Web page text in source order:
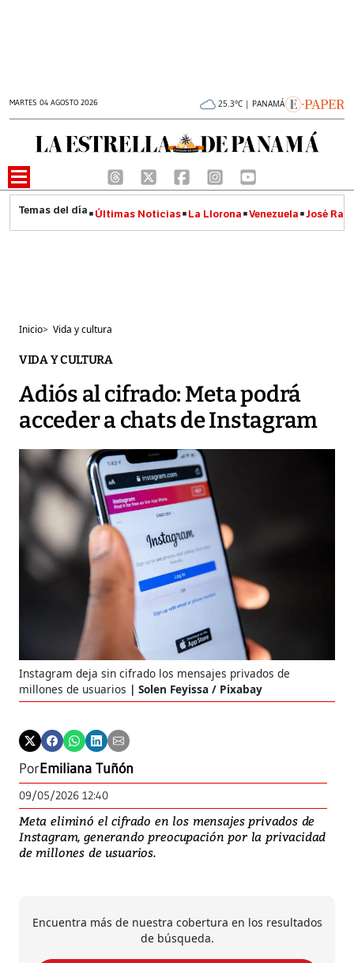
MARTES 04 AGOSTO 2026 25.3°C | PANAMÁ
Últimas Noticias La Llorona Venezuela José
Inicio> Vida y cultura
VIDA Y CULTURA
Adiós al cifrado: Meta podrá
acceder a chats de Instagram
Instagram deja sin cifrado los mensajes privados de
millones de usuarios
Solen Feyissa / Pixabay
PorEmiliana Tuñón
09/05/2026 12:40
Meta eliminó el cifrado en los mensajes privados de
Instagram, generando preocupación por la privacidad
de millones de usuarios.
Encuentra más de nuestra cobertura en los resultados
de búsqueda.